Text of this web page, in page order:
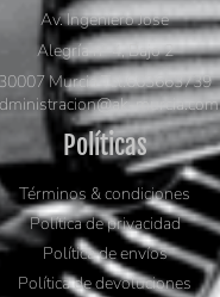
Av. Ingeniero José
Alegría nº 4, Bajo 2
30007 Murcia Tel.663663739
murcia.com
Políticas
Términos & condiciones
Política de privacidad
Política de envíos
Política de devoluciones